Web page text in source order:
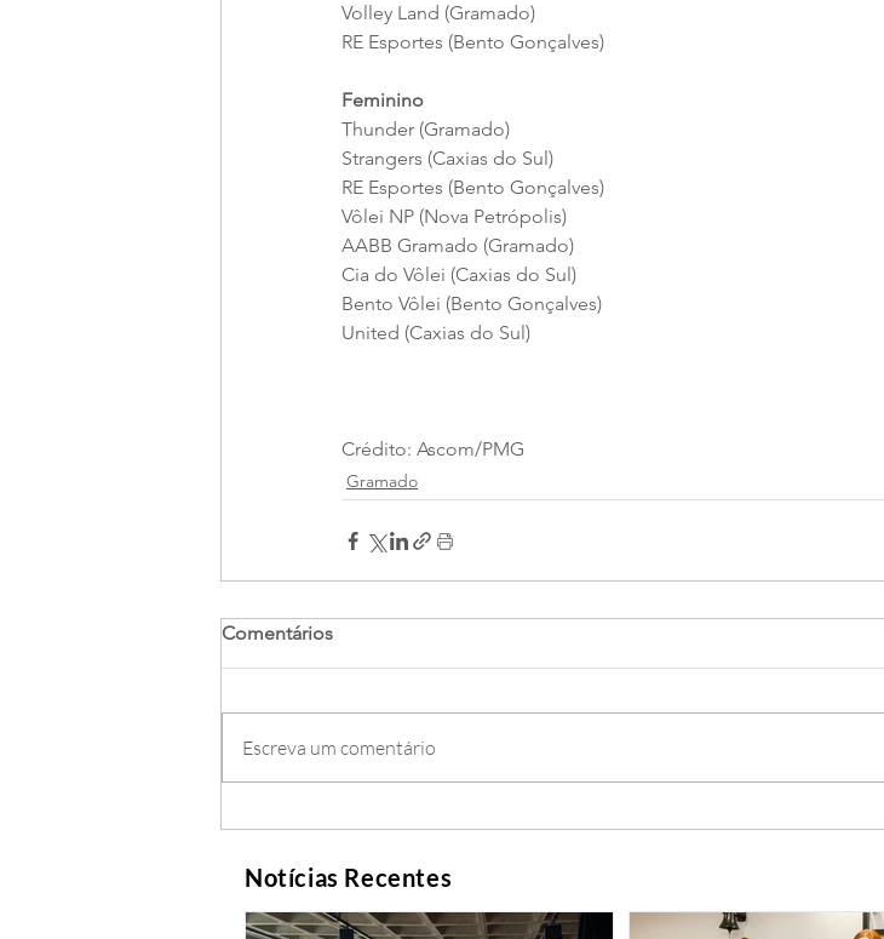
Volley Land (Gramado)
RE Esportes (Bento Gonçalves)
Feminino
Thunder (Gramado)
Strangers (Caxias do Sul)
RE Esportes (Bento Gonçalves)
Vôlei NP (Nova Petrópolis)
AABB Gramado (Gramado)
Cia do Vôlei (Caxias do Sul)
Bento Vôlei (Bento Gonçalves)
United (Caxias do Sul)
Crédito: Ascom/PMG
Gramado
Comentários
Escreva um comentário
Notícias Recentes